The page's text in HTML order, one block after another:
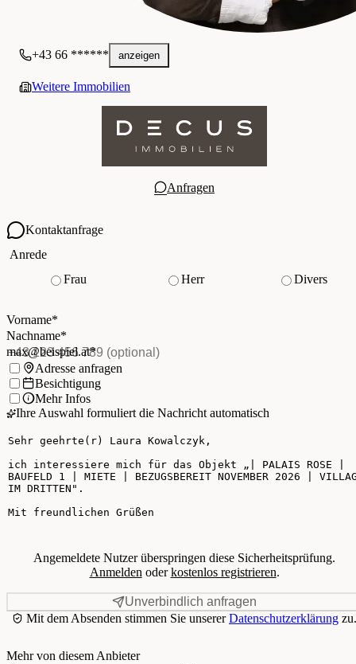
+43 66 ****** anzeigen
Weitere Immobilien
Anfragen
Kontaktanfrage
Ihre Kontaktdaten
Anrede
Frau
Herr
Divers
Vorname*
Nachname
Nachname*
E-Mail*(Pflichtfeld)
max@beispiel.at*
Telefon(optional)
Ich möchte:Adresse anfragen
Besichtigung
Mehr Infos
Ihre Auswahl formuliert die Nachricht automatisch
Ihre Nachricht
Angemeldete Nutzer überspringen diese Sicherheitsprüfung.
Anmelden oderkostenlos registrieren.
Unverbindlich anfragen
Mit dem Absenden stimmen Sie unsererDatenschutzerklärung zu.
Mehr von diesem Anbieter